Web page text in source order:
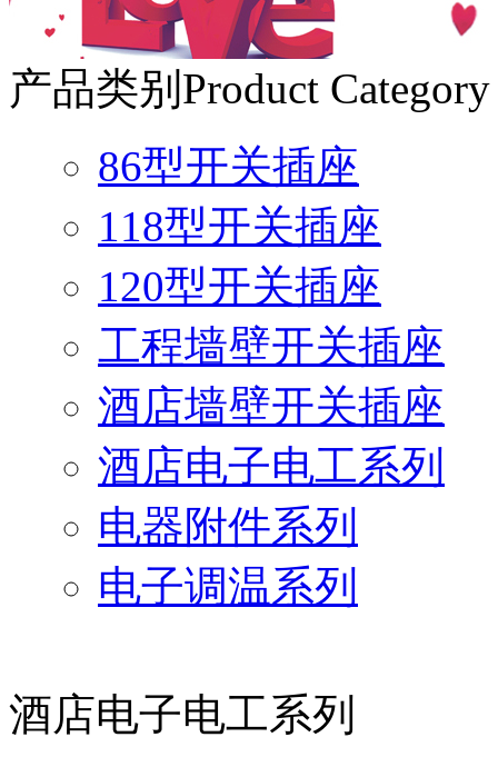
产品类别 Product Category
86型开关插座
118型开关插座
120型开关插座
工程墙壁开关插座
酒店墙壁开关插座
酒店电子电工系列
电器附件系列
电子调温系列
酒店电子电工系列